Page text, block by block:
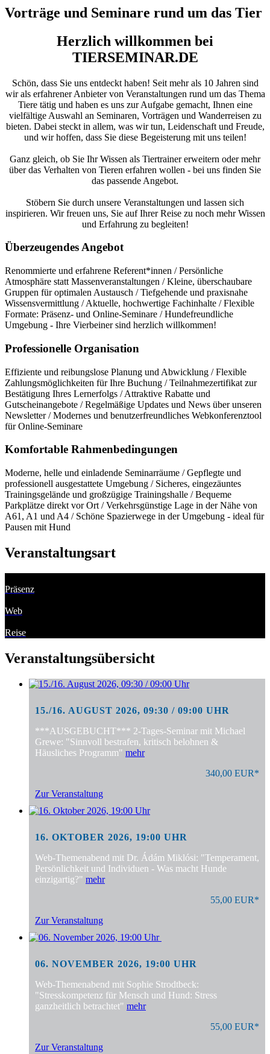
Vorträge und Seminare rund um das Tier
Herzlich willkommen bei
TIERSEMINAR.DE
Schön, dass Sie uns entdeckt haben! Seit mehr als 10 Jahren sind
wir als erfahrener Anbieter von Veranstaltungen rund um das Thema
Tiere tätig und haben es uns zur Aufgabe gemacht, Ihnen eine
vielfältige Auswahl an Seminaren, Vorträgen und Wanderreisen zu
bieten. Dabei steckt in allem, was wir tun, Leidenschaft und Freude,
und wir hoffen, dass Sie diese Begeisterung mit uns teilen!
Ganz gleich, ob Sie Ihr Wissen als Tiertrainer erweitern oder mehr
über das Verhalten von Tieren erfahren wollen - bei uns finden Sie
das passende Angebot.
Stöbern Sie durch unsere Veranstaltungen und lassen sich
inspirieren. Wir freuen uns, Sie auf Ihrer Reise zu noch mehr Wissen
und Erfahrung zu begleiten!
Überzeugendes Angebot
Renommierte und erfahrene Referent*innen / Persönliche
Atmosphäre statt Massenveranstaltungen / Kleine, überschaubare
Gruppen für optimalen Austausch / Tiefgehende und praxisnahe
Wissensvermittlung / Aktuelle, hochwertige Fachinhalte / Flexible
Formate: Präsenz- und Online-Seminare / Hundefreundliche
Umgebung - Ihre Vierbeiner sind herzlich willkommen!
Professionelle Organisation
Effiziente und reibungslose Planung und Abwicklung / Flexible
Zahlungsmöglichkeiten für Ihre Buchung / Teilnahmezertifikat zur
Bestätigung Ihres Lernerfolgs / Attraktive Rabatte und
Gutscheinangebote / Regelmäßige Updates und News über unseren
Newsletter / Modernes und benutzerfreundliches Webkonferenztool
für Online-Seminare
Komfortable Rahmenbedingungen
Moderne, helle und einladende Seminarräume / Gepflegte und
professionell ausgestattete Umgebung / Sicheres, eingezäuntes
Trainingsgelände und großzügige Trainingshalle / Bequeme
Parkplätze direkt vor Ort / Verkehrsgünstige Lage in der Nähe von
A61, A1 und A4 / Schöne Spazierwege in der Umgebung - ideal für
Pausen mit Hund
Veranstaltungsart
Präsenz
Web
Reise
Veranstaltungsübersicht
15./16. AUGUST 2026, 09:30 / 09:00 UHR
***AUSGEBUCHT*** 2-Tages-Seminar mit Michael
Grewe: "Sinnvoll bestrafen, kritisch belohnen &
Häusliches Programm" mehr
340,00 EUR*
Zur Veranstaltung
16. OKTOBER 2026, 19:00 UHR
Web-Themenabend mit Dr. Ádám Miklósi: "Temperament,
Persönlichkeit und Individuen - Was macht Hunde
einzigartig?" mehr
55,00 EUR*
Zur Veranstaltung
06. NOVEMBER 2026, 19:00 UHR
Web-Themenabend mit Sophie Strodtbeck:
"Stresskompetenz für Mensch und Hund: Stress
ganzheitlich betrachtet" mehr
55,00 EUR*
Zur Veranstaltung